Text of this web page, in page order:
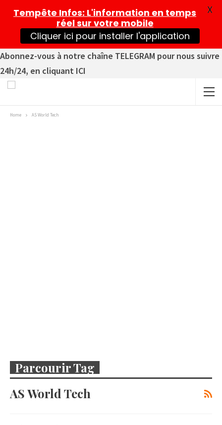
Abonnez-vous à notre chaîne TELEGRAM pour nous suivre
24h/24, en cliquant ICI
Home AS World Tech
Parcourir Tag
AS World Tech
Tempête Infos: L'information en temps
réel sur votre mobile
Cliquer ici pour installer l'application
X